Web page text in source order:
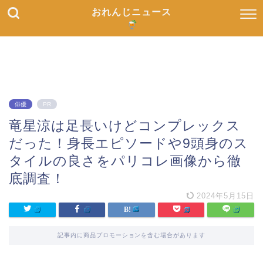
おれんじニュース
俳優 PR
竜星涼は足長いけどコンプレックス
だった！身長エピソードや9頭身のス
タイルの良さをパリコレ画像から徹
底調査！
2024年5月15日
記事内に商品プロモーションを含む場合があります